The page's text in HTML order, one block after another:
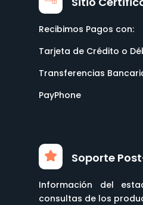
Recibimos Pagos con:
Tarjeta de Crédito o
Transferencias
PayPhone
Soporte
Información del
consultas de los